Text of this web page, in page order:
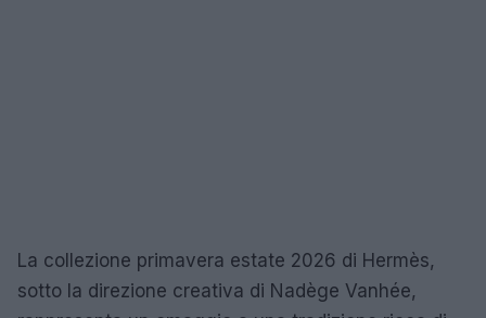
La collezione primavera estate 2026 di Hermès,
sotto la direzione creativa di Nadège Vanhée,